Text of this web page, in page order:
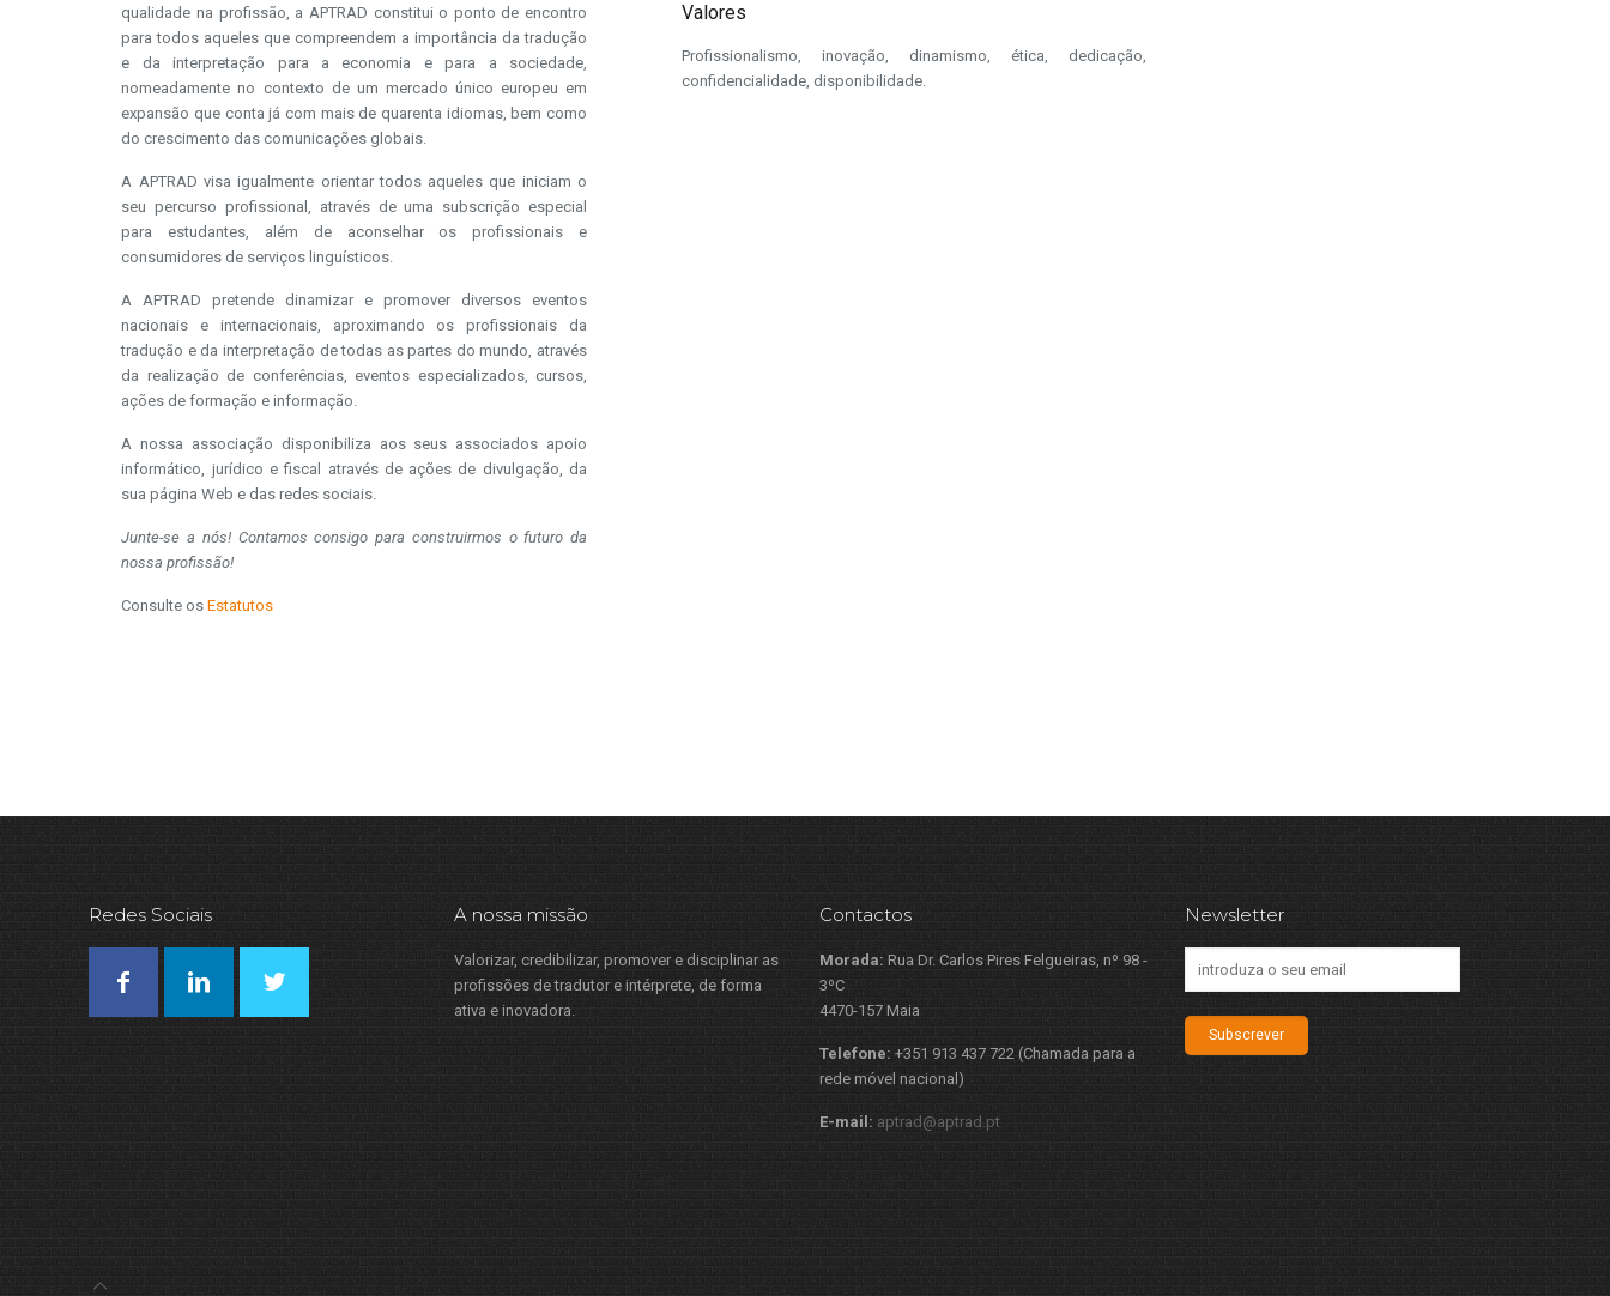
qualidade na profissão, a APTRAD constitui o ponto de encontro
para todos aqueles que compreendem a importância da tradução
e da interpretação para a economia e para a sociedade,
nomeadamente no contexto de um mercado único europeu em
expansão que conta já com mais de quarenta idiomas, bem como
do crescimento das comunicações globais.
A APTRAD visa igualmente orientar todos aqueles que iniciam o
seu percurso profissional, através de uma subscrição especial
para estudantes, além de aconselhar os profissionais e
consumidores de serviços linguísticos.
A APTRAD pretende dinamizar e promover diversos eventos
nacionais e internacionais, aproximando os profissionais da
tradução e da interpretação de todas as partes do mundo, através
da realização de conferências, eventos especializados, cursos,
ações de formação e informação.
A nossa associação disponibiliza aos seus associados apoio
informático, jurídico e fiscal através de ações de divulgação, da
sua página Web e das redes sociais.
Junte-se a nós! Contamos consigo para construirmos o futuro da
nossa profissão!
Consulte osEstatutos
Valores
Profissionalismo, inovação, dinamismo, ética, dedicação,
confidencialidade, disponibilidade.
Redes Sociais A nossa missão
Valorizar, credibilizar, promover e disciplinar as
profissões de tradutor e intérprete, de forma
ativa e inovadora.
Contactos
Morada: Rua Dr. Carlos Pires Felgueiras, nº 98 -
3ºC
4470-157 Maia
Telefone: +351 913 437 722 (Chamada para a
rede móvel nacional)
E-mail: aptrad@aptrad.pt
Newsletter
Subscrever